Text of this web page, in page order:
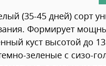
(35-45 дней) сорт
Формирует
куст высотой до
зеленые с сизо-